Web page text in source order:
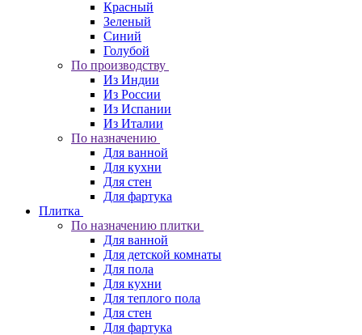
Красный
Зеленый
Синий
Голубой
По производству
Из Индии
Из России
Из Испании
Из Италии
По назначению
Для ванной
Для кухни
Для стен
Для фартука
Плитка
По назначению плитки
Для ванной
Для детской комнаты
Для пола
Для кухни
Для теплого пола
Для стен
Для фартука